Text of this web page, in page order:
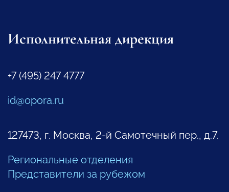
Исполнительная дирекция
+7 (495) 247 4777
id@opora.ru
127473, г. Москва, 2-й Самотечный пер., д.7.
Региональные отделения
Представители за рубежом